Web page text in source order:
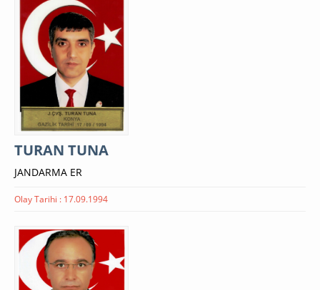
TURAN TUNA
JANDARMA ER
Olay Tarihi : 17.09.1994